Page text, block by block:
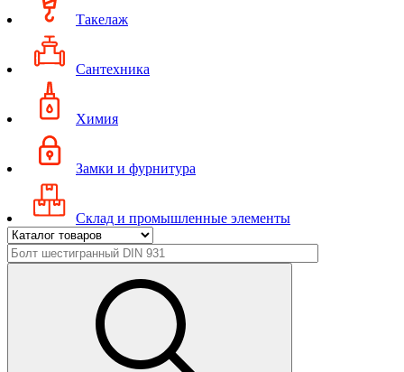
Такелаж
Сантехника
Химия
Замки и фурнитура
Склад и промышленные элементы